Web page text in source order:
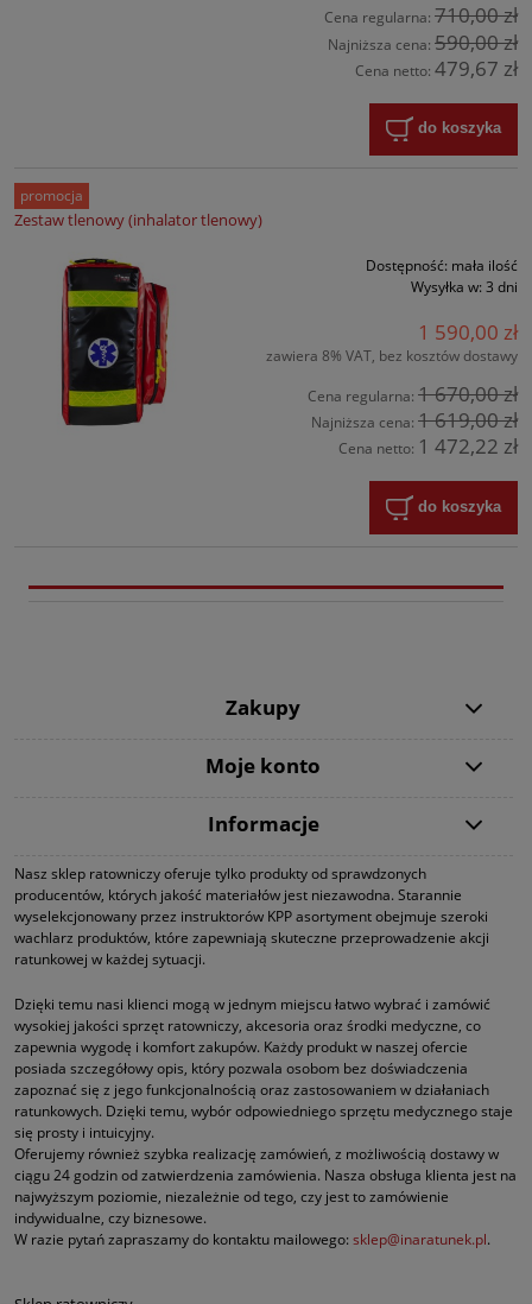
Cena regularna: 710,00 zł
Najniższa cena: 590,00 zł
Cena netto: 479,67 zł
do koszyka
Zestaw tlenowy (inhalator tlenowy)
Dostępność: mała ilość
Wysyłka w: 3 dni
1 590,00 zł
zawiera 8% VAT, bez kosztów dostawy
Cena regularna: 1 670,00 zł
Najniższa cena: 1 619,00 zł
Cena netto: 1 472,22 zł
do koszyka
promocja
Zakupy
Moje konto
Informacje
Nasz sklep ratowniczy oferuje tylko produkty od sprawdzonych
producentów, których jakość materiałów jest niezawodna. Starannie
wyselekcjonowany przez instruktorów KPP asortyment obejmuje szeroki
wachlarz produktów, które zapewniają skuteczne przeprowadzenie akcji
ratunkowej w każdej sytuacji.
Dzięki temu nasi klienci mogą w jednym miejscu łatwo wybrać i zamówić
wysokiej jakości sprzęt ratowniczy, akcesoria oraz środki medyczne, co
zapewnia wygodę i komfort zakupów. Każdy produkt w naszej ofercie
posiada szczegółowy opis, który pozwala osobom bez doświadczenia
zapoznać się z jego funkcjonalnością oraz zastosowaniem w działaniach
ratunkowych. Dzięki temu, wybór odpowiedniego sprzętu medycznego staje
się prosty i intuicyjny.
Oferujemy również szybka realizację zamówień, z możliwością dostawy w
ciągu 24 godzin od zatwierdzenia zamówienia. Nasza obsługa klienta jest na
najwyższym poziomie, niezależnie od tego, czy jest to zamówienie
indywidualne, czy biznesowe.
W razie pytań zapraszamy do kontaktu mailowego: sklep@inaratunek.pl.